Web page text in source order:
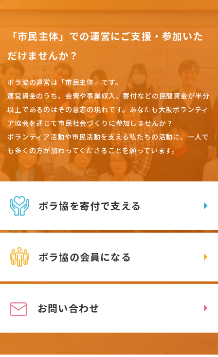
「市民主体」での運営にご支援・参加いた
だけませんか？
ボラ協の運営は「市民主体」です。
運営資金のうち、会費や事業収入、寄付などの民間資金が半分
以上であるのはその意志の現れです。 あなたも大阪ボランティ
ア協会を通じて市民社会づくりに参加しませんか？
ボランティア活動や市民活動を支える私たちの活動に、一人で
も多くの方が加わってくださることを願っています。
ボラ協を寄付で支える
ボラ協の会員になる
お問い合わせ